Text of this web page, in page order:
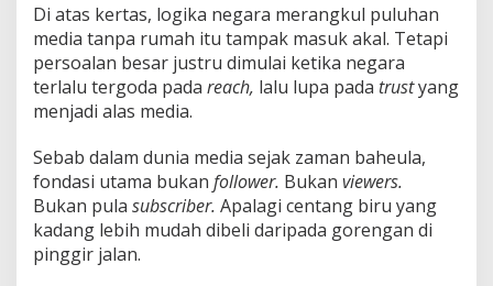
Di atas kertas, logika negara merangkul puluhan
media tanpa rumah itu tampak masuk akal. Tetapi
persoalan besar justru dimulai ketika negara
terlalu tergoda pada reach, lalu lupa pada trustyang
menjadi alas media.
Sebab dalam dunia media sejak zaman baheula,
fondasi utama bukan follower. Bukan viewers.
Bukan pula subscriber. Apalagi centang biru yang
kadang lebih mudah dibeli daripada gorengan di
pinggir jalan.